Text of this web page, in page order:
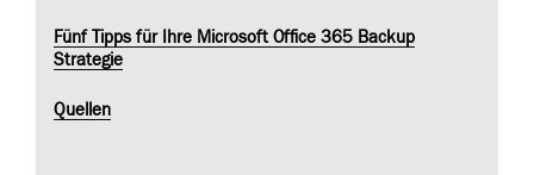
Fünf Tipps für Ihre Microsoft Office 365 Backup
Strategie
Quellen